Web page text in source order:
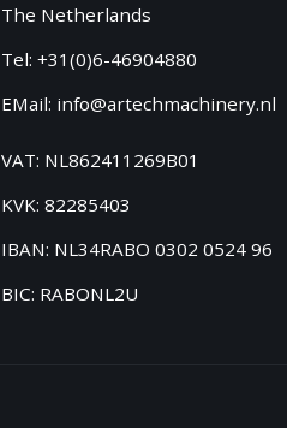
The Netherlands
Tel: +31(0)6-46904880
EMail: info@artechmachinery.nl
VAT: NL862411269B01
KVK: 82285403
IBAN: NL34RABO 0302 0524 96
BIC: RABONL2U